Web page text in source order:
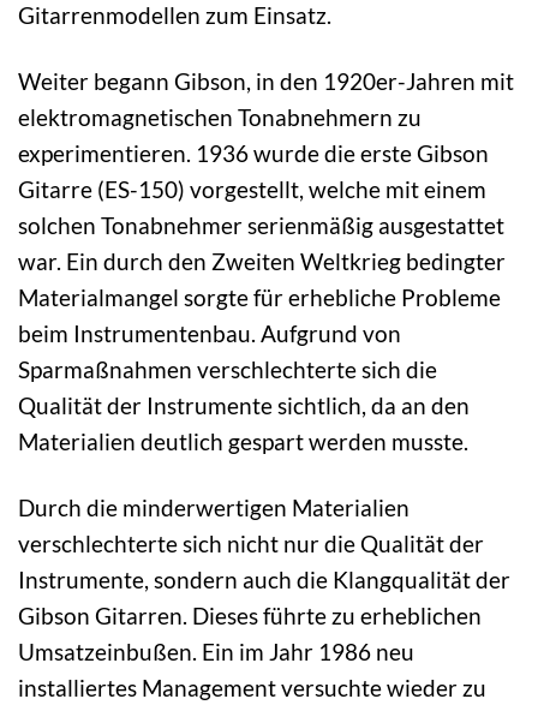
Gitarrenmodellen zum Einsatz.
Weiter begann Gibson, in den 1920er-Jahren mit
elektromagnetischen Tonabnehmern zu
experimentieren. 1936 wurde die erste Gibson
Gitarre (ES-150) vorgestellt, welche mit einem
solchen Tonabnehmer serienmäßig ausgestattet
war. Ein durch den Zweiten Weltkrieg bedingter
Materialmangel sorgte für erhebliche Probleme
beim Instrumentenbau. Aufgrund von
Sparmaßnahmen verschlechterte sich die
Qualität der Instrumente sichtlich, da an den
Materialien deutlich gespart werden musste.
Durch die minderwertigen Materialien
verschlechterte sich nicht nur die Qualität der
Instrumente, sondern auch die Klangqualität der
Gibson Gitarren. Dieses führte zu erheblichen
Umsatzeinbußen. Ein im Jahr 1986 neu
installiertes Management versuchte wieder zu